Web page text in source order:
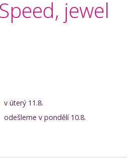
jewel
v úterý 11.8.
odešleme v pondělí 10.8.